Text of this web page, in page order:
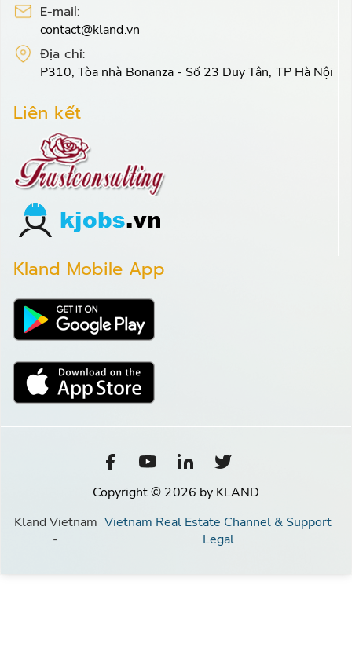
E-mail:
contact@kland.vn
Địa chỉ:
P310, Tòa nhà Bonanza - Số 23 Duy Tân, TP Hà Nội
Liên kết
Kland Mobile App
Copyright © 2026 by KLAND
Kland Vietnam
-
Vietnam Real Estate Channel & Support
Legal